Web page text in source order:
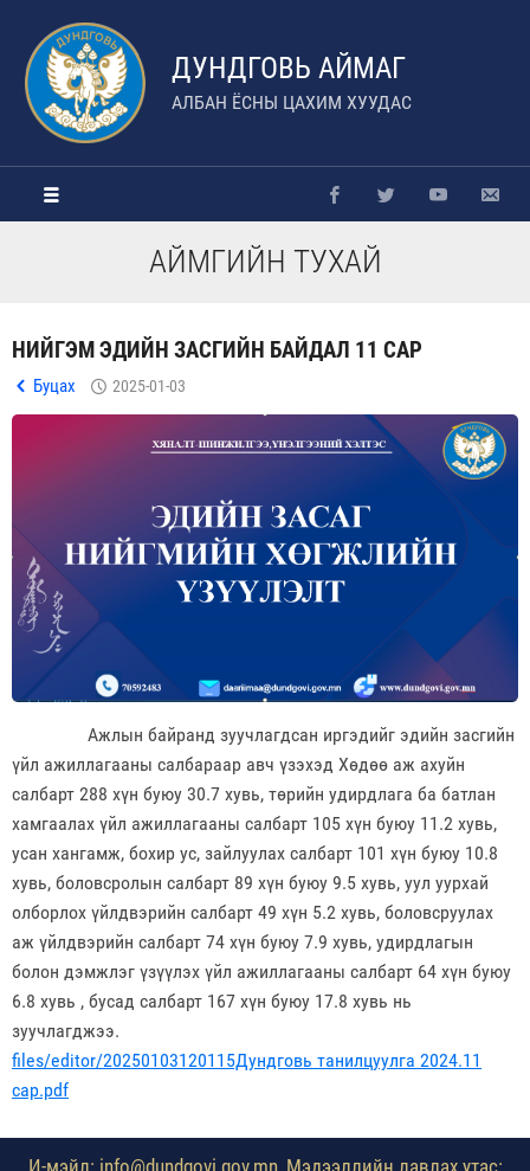
ДУНДГОВЬ АЙМАГ
АЛБАН ЁСНЫ ЦАХИМ ХУУДАС
АЙМГИЙН ТУХАЙ
НИЙГЭМ ЭДИЙН ЗАСГИЙН БАЙДАЛ 11 САР
Буцах 2025-01-03
Ажлын байранд зуучлагдсан иргэдийг эдийн засгийн
үйл ажиллагааны салбараар авч үзэхэд Хөдөө аж ахуйн
салбарт 288 хүн буюу 30.7 хувь, төрийн удирдлага ба батлан
хамгаалах үйл ажиллагааны салбарт 105 хүн буюу 11.2 хувь,
усан хангамж, бохир ус, зайлуулах салбарт 101 хүн буюу 10.8
хувь, боловсролын салбарт 89 хүн буюу 9.5 хувь, уул уурхай
олборлох үйлдвэрийн салбарт 49 хүн 5.2 хувь, боловсруулах
аж үйлдвэрийн салбарт 74 хүн буюу 7.9 хувь, удирдлагын
болон дэмжлэг үзүүлэх үйл ажиллагааны салбарт 64 хүн буюу
6.8 хувь , бусад салбарт 167 хүн буюу 17.8 хувь нь
зуучлагджээ.
files/editor/20250103120115Дундговь танилцуулга 2024.11
сар.pdf
И-мэйл: info@dundgovi.gov.mn, Мэдээллийн лавлах утас: